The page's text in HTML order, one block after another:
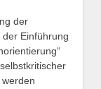
der
Einführung